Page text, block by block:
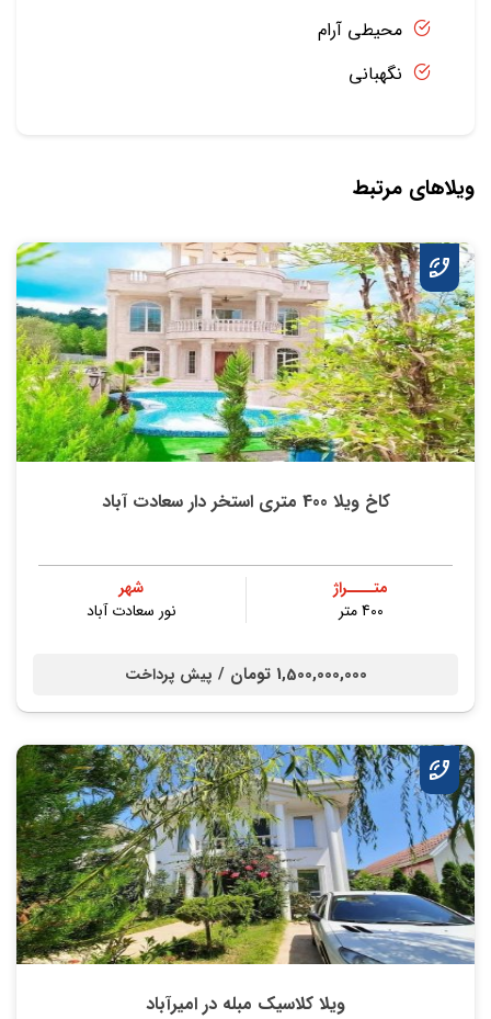
محیطی آرام
نگهبانی
ویلاهای مرتبط
کاخ ویلا 400 متری استخر دار سعادت آباد
متــــراژ
400 متر
شهر
نور سعادت آباد
1,500,000,000 تومان / پیش پرداخت
ویلا کلاسیک مبله در امیرآباد